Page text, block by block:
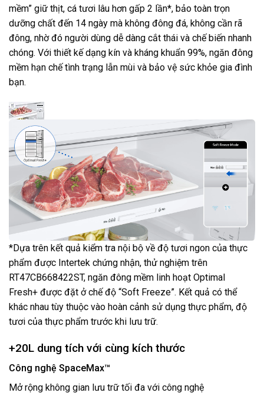
mềm” giữ thịt, cá tươi lâu hơn gấp 2 lần*, bảo toàn trọn
dưỡng chất đến 14 ngày mà không đông đá, không cần rã
đông, nhờ đó người dùng dễ dàng cắt thái và chế biến nhanh
chóng. Với thiết kế dạng kín và kháng khuẩn 99%, ngăn đông
mềm hạn chế tình trạng lẫn mùi và bảo vệ sức khỏe gia đình
bạn.
*Dựa trên kết quả kiểm tra nội bộ về độ tươi ngon của thực
phẩm được Intertek chứng nhận, thử nghiệm trên
RT47CB668422ST, ngăn đông mềm linh hoạt Optimal
Fresh+ được đặt ở chế độ “Soft Freeze”. Kết quả có thể
khác nhau tùy thuộc vào hoàn cảnh sử dụng thực phẩm, độ
tươi của thực phẩm trước khi lưu trữ.
+20L dung tích với cùng kích thước
Công nghệ SpaceMax™
Mở rộng không gian lưu trữ tối đa với công nghệ